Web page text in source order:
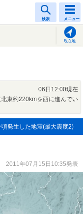
検索 メニュー
現在地
06日12:00現在
東約220kmを西に進んでい
発生した地震(最大震度2)
2011年07月15日10:35発表